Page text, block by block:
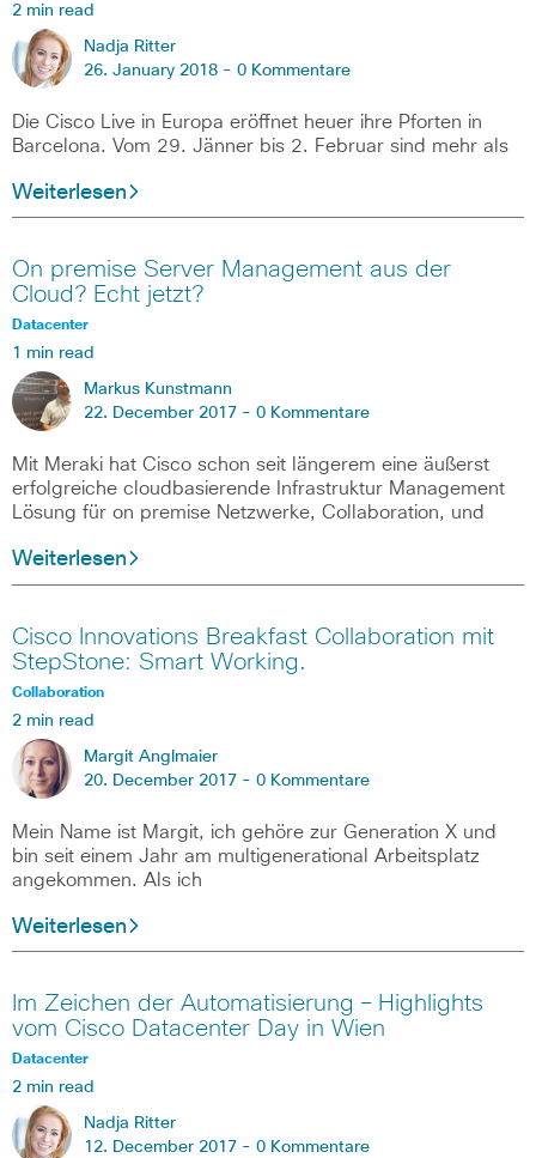
2 min read
Nadja Ritter
26. January 2018 - 0 Kommentare
Die Cisco Live in Europa eröffnet heuer ihre Pforten in
Barcelona. Vom 29. Jänner bis 2. Februar sind mehr als
Weiterlesen
On premise Server Management aus der
Cloud? Echt jetzt?
Datacenter
1 min read
Markus Kunstmann
22. December 2017 - 0 Kommentare
Mit Meraki hat Cisco schon seit längerem eine äußerst
erfolgreiche cloudbasierende Infrastruktur Management
Lösung für on premise Netzwerke, Collaboration, und
Weiterlesen
Cisco Innovations Breakfast Collaboration mit
StepStone: Smart Working.
Collaboration
2 min read
Margit Anglmaier
20. December 2017 - 0 Kommentare
Mein Name ist Margit, ich gehöre zur Generation X und
bin seit einem Jahr am multigenerational Arbeitsplatz
angekommen. Als ich
Weiterlesen
Im Zeichen der Automatisierung – Highlights
vom Cisco Datacenter Day in Wien
Datacenter
2 min read
Nadja Ritter
12. December 2017 - 0 Kommentare